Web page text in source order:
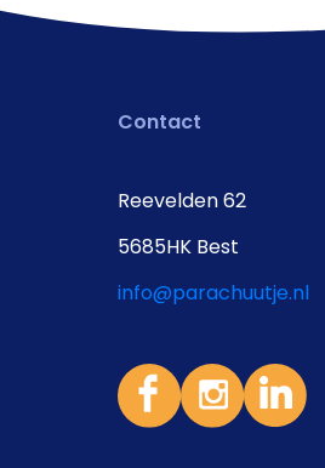
Contact
Reevelden 62
5685HK Best
info@parachuutje.nl